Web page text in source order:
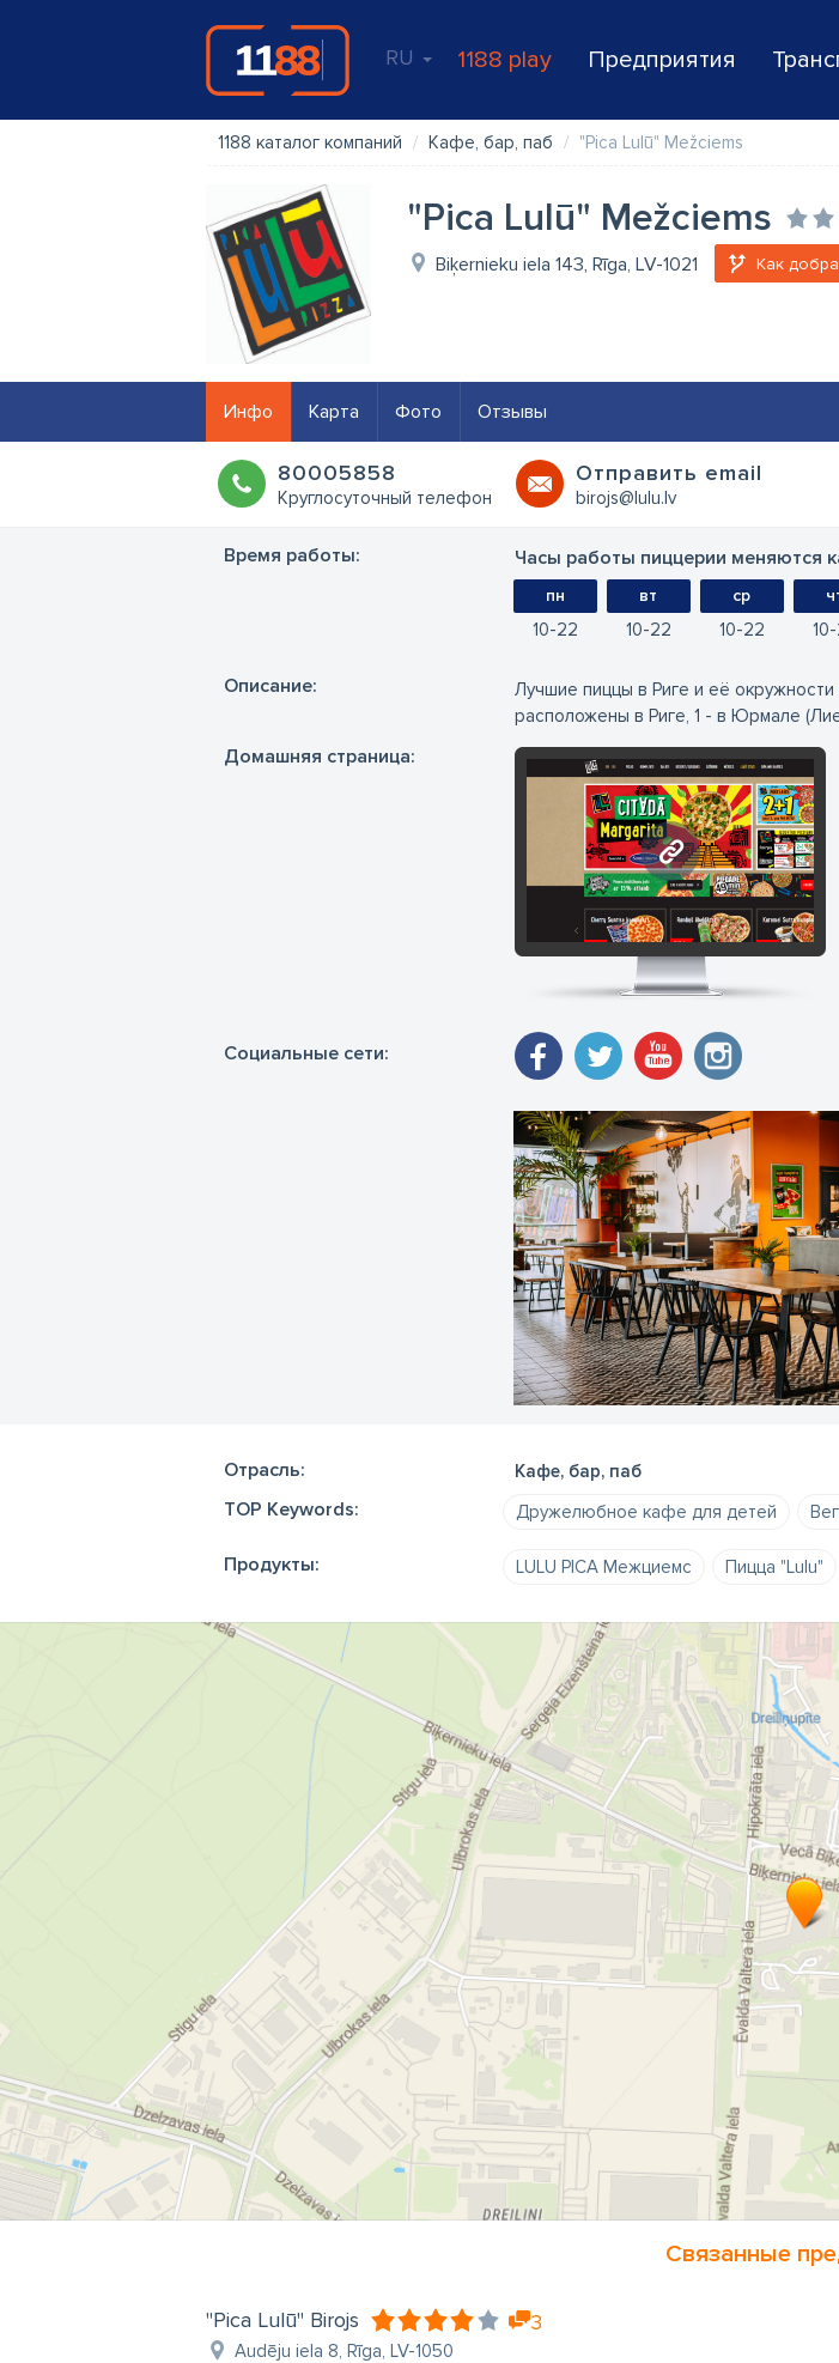
RU 1188 play Предприятия
1188 каталог компаний Кафе, бар, паб "Pica Lulū" Mežciems
"Pica Lulū" Mežciems
Biķernieku iela 143, Rīga, LV-1021 Как
Инфо Карта Фото Отзывы
80005858
Круглосуточный телефон
Oтправить email
birojs@lulu.lv
Время работы: Часы работы пиццерии меняются
пн
10 22
вт
10 22
ср
10 22 10
Oписание:
Лучшие пиццы в Риге и её окружности
расположены в Риге, 1 - в Юрмале
Домашняя страница:
www.lulu.lv
Социальные сети:
Отрасль: Кафе, бар, паб
TOP Keywords: Дружелюбное кафе для детей
Продукты: LULU PICA Межциемс Пицца "Lulu"
Связанные
"Pica Lulū" Birojs 3
Audēju iela 8, Rīga, LV-1050